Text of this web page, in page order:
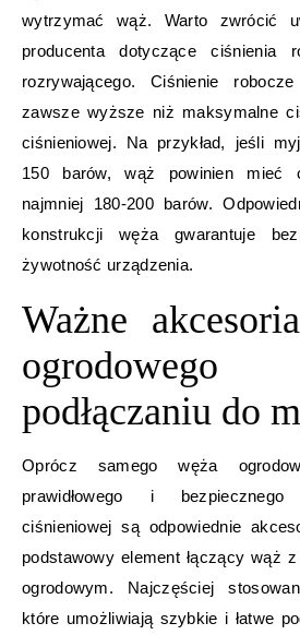
wytrzymać wąż. Warto zwrócić
producenta dotyczące ciśnienia
rozrywającego. Ciśnienie
zawsze wyższe niż maksymalne
ciśnieniowej. Na przykład, jeśli
150 barów, wąż powinien mieć
najmniej 180-200 barów.
konstrukcji węża gwarantuje
żywotność urządzenia.
Ważne
podłączaniu do
Oprócz samego węża
prawidłowego i
ciśnieniowej są odpowiednie
podstawowy element łączący wąż
ogrodowym. Najczęściej
które umożliwiają szybkie i łatwe